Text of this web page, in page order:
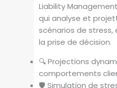
Liability
qui analyse et
scénarios de
la prise de décision.
🔍 Projections
comportements
🛡️ Simulation de